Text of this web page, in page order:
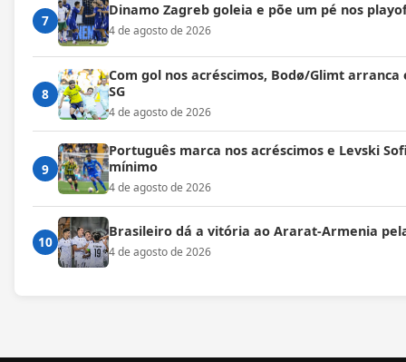
7
Dinamo Zagreb goleia e põe um pé nos
4 de agosto de 2026
8
Com gol nos acréscimos, Bodø/Glimt
SG
4 de agosto de 2026
9
Português marca nos acréscimos e Levski
mínimo
4 de agosto de 2026
10
Brasileiro dá a vitória ao Ararat-Armenia
4 de agosto de 2026